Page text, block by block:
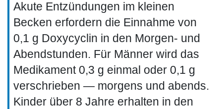
Akute Entzündungen im kleinen
Becken erfordern die Einnahme von
0,1 g Doxycyclin in den Morgen- und
Abendstunden. Für Männer wird das
Medikament 0,3 g einmal oder 0,1 g
verschrieben — morgens und abends.
Kinder über 8 Jahre erhalten in den